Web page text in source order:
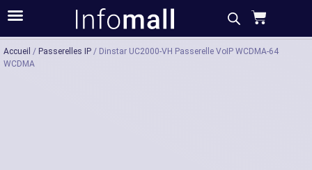
Acheter Description Caractéristiques
Accueil / Passerelles IP / Dinstar UC2000-VH Passerelle VoIP WCDMA-64
WCDMA